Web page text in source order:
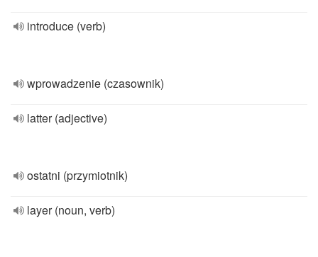
introduce (verb)
wprowadzenie (czasownik)
latter (adjective)
ostatni (przymiotnik)
layer (noun, verb)